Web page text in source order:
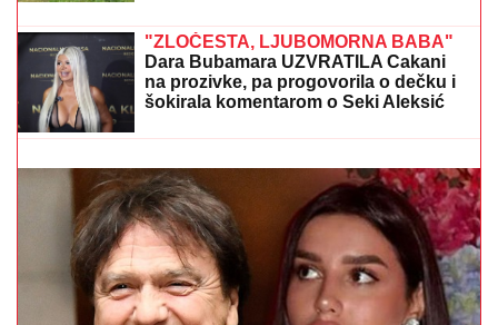
unuka sa autizmom otišla da živi na
selo, pa morala da donese najtežu
odluku: "Postao je agresivan"